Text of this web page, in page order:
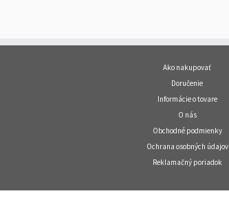
Ako nakupovať
Doručenie
Informácie o tovare
O nás
Obchodné podmienky
Ochrana osobných údajov
Reklamačný poriadok